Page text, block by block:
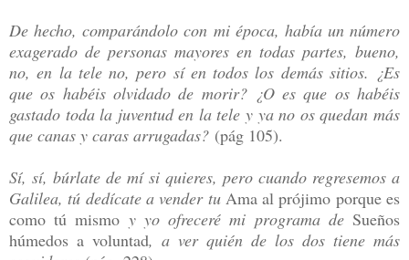
De hecho, comparándolo con mi época, había un número
exagerado de personas mayores en todas partes, bueno,
no, en la tele no, pero sí en todos los demás sitios. ¿Es
que os habéis olvidado de morir? ¿O es que os habéis
gastado toda la juventud en la tele y ya no os quedan más
que canas y caras arrugadas? (pág 105).
Sí, sí, búrlate de mí si quieres, pero cuando regresemos a
Galilea, tú dedícate a vender tu Ama al prójimo porque es
como tú mismo y yo ofreceré mi programa de Sueños
húmedos a voluntad, a ver quién de los dos tiene más